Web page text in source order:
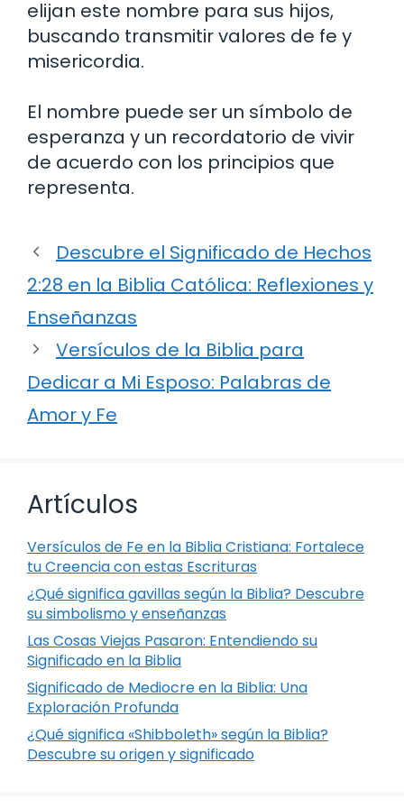
elijan este nombre para sus hijos,
buscando transmitir valores de fe y
misericordia.
El nombre puede ser un símbolo de
esperanza y un recordatorio de vivir
de acuerdo con los principios que
representa.
Descubre el Significado de Hechos
2:28 en la Biblia Católica: Reflexiones y
Enseñanzas
Versículos de la Biblia para
Dedicar a Mi Esposo: Palabras de
Amor y Fe
Artículos
Versículos de Fe en la Biblia Cristiana: Fortalece
tu Creencia con estas Escrituras
¿Qué significa gavillas según la Biblia? Descubre
su simbolismo y enseñanzas
Las Cosas Viejas Pasaron: Entendiendo su
Significado en la Biblia
Significado de Mediocre en la Biblia: Una
Exploración Profunda
¿Qué significa «Shibboleth» según la Biblia?
Descubre su origen y significado